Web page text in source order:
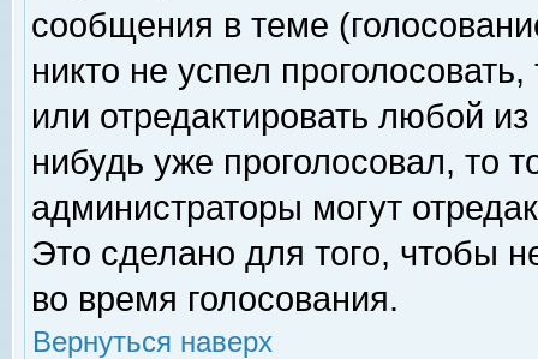
сообщения в теме
никто не успел
или отредактировать любой
нибудь уже проголосовал, то
администраторы могут
Это сделано для того, чтобы
во время голосования.
Вернуться наверх